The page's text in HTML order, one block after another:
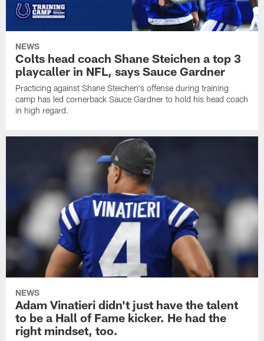
NEWS
Colts head coach Shane Steichen a top 3
playcaller in NFL, says Sauce Gardner
Practicing against Shane Steichen's offense during training
camp has led cornerback Sauce Gardner to hold his head coach
in high regard.
NEWS
Adam Vinatieri didn't just have the talent
to be a Hall of Fame kicker. He had the
right mindset, too.